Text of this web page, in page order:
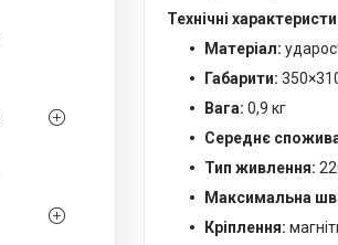
Технічні
Матеріал:
Габарити:
Вага: 0,9 кг
Середнє
Тип живлення:
Максимальна
Кріплення: